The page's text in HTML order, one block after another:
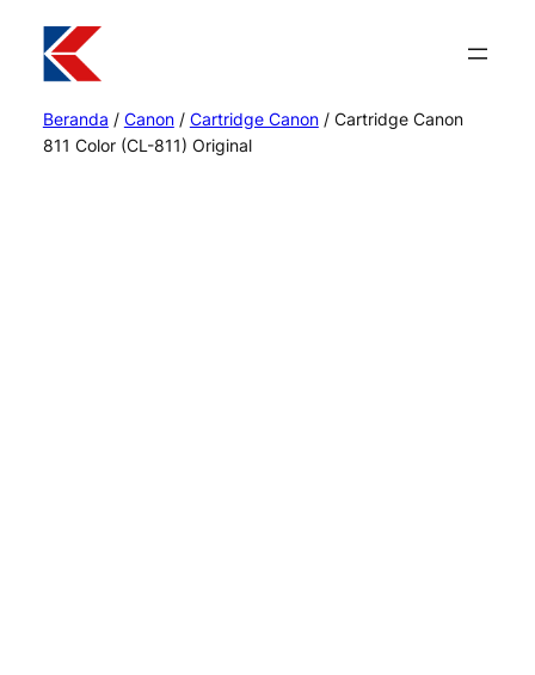
Beranda / Canon/ Cartridge Canon/ Cartridge Canon
811 Color (CL-811) Original